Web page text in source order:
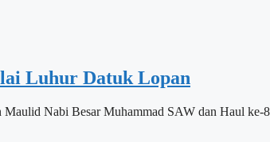
Luhur Datuk Lopan
Nabi Besar Muhammad SAW dan Haul